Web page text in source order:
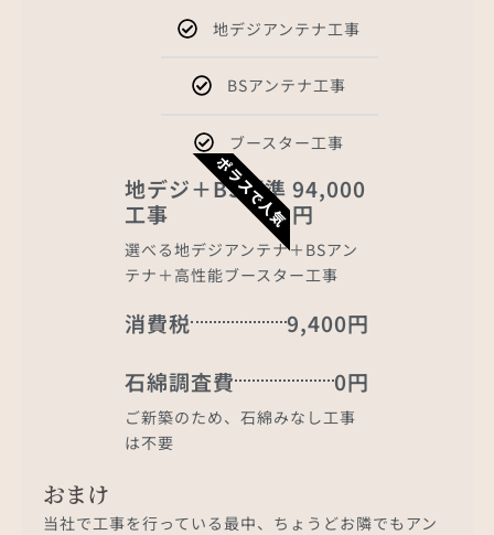
地デジアンテナ工事
BSアンテナ工事
ブースター工事
ポラスで人気
地デジ＋BS標準
工事
94,000
円
選べる地デジアンテナ＋BSアン
テナ＋高性能ブースター工事
消費税
9,400円
石綿調査費
0円
ご新築のため、石綿みなし工事
は不要
おまけ
当社で工事を行っている最中、ちょうどお隣でもアン